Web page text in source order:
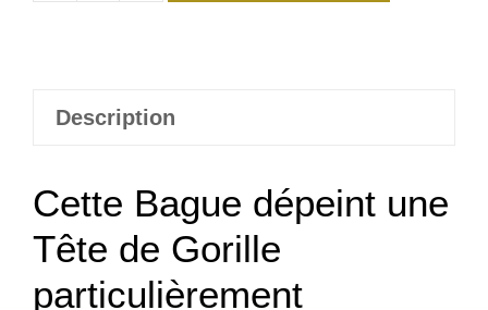
de
Description
Cette Bague dépeint une
Tête de Gorille
particulièrement